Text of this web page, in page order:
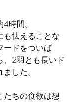
時間。
も怯えることな
ードをついば
、2羽とも長いド
した。
たちの食欲は想